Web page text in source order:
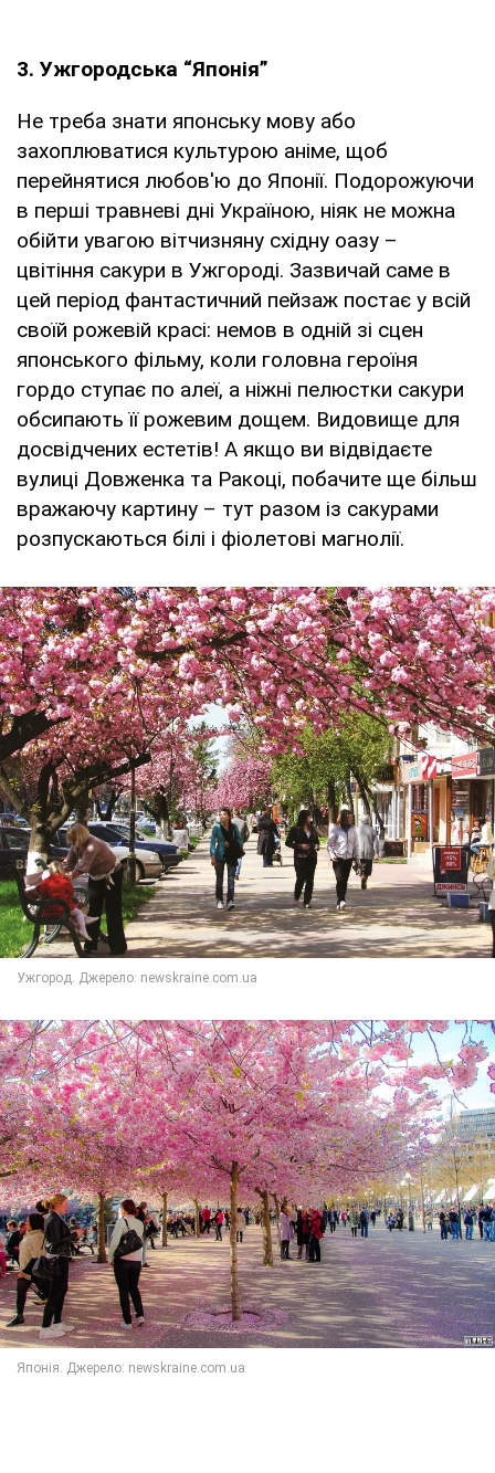
3. Ужгородська “Японія”
Не треба знати японську мову або
захоплюватися культурою аніме, щоб
перейнятися любов'ю до Японії. Подорожуючи
в перші травневі дні Україною, ніяк не можна
обійти увагою вітчизняну східну оазу –
цвітіння сакури в Ужгороді. Зазвичай саме в
цей період фантастичний пейзаж постає у всій
своїй рожевій красі: немов в одній зі сцен
японського фільму, коли головна героїня
гордо ступає по алеї, а ніжні пелюстки сакури
обсипають її рожевим дощем. Видовище для
досвідчених естетів! А якщо ви відвідаєте
вулиці Довженка та Ракоці, побачите ще більш
вражаючу картину – тут разом із сакурами
розпускаються білі і фіолетові магнолії.